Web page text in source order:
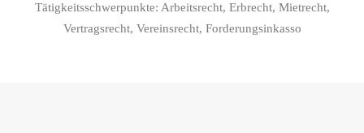
Tätigkeitsschwerpunkte: Arbeitsrecht, Erbrecht, Mietrecht,
Vertragsrecht, Vereinsrecht, Forderungsinkasso